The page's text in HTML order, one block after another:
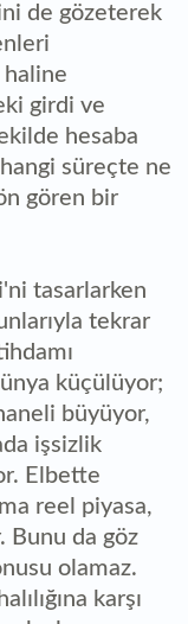
de gözeterek
girdi ve
hesaba
hangi süreçte ne
gören bir
tasarlarken
tekrar
küçülüyor;
büyüyor,
işsizlik
Elbette
reel piyasa,
Bunu da göz
olamaz.
karşı